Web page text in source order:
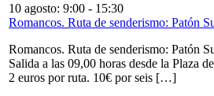
10 agosto: 9:00 - 15:30
Romancos. Ruta de senderismo: Patón
Romancos. Ruta de senderismo: Patón
Salida a las 09,00 horas desde la Plaza
2 euros por ruta. 10€ por seis […]